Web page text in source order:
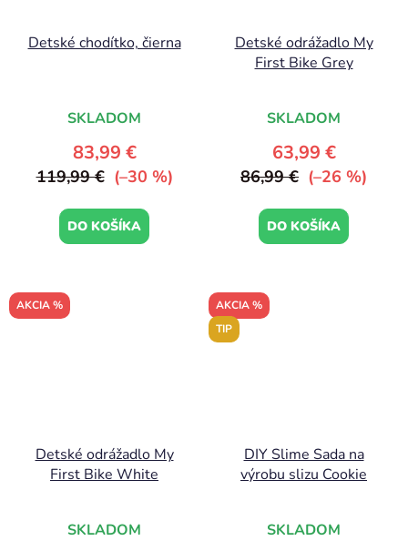
Detské chodítko, čierna
SKLADOM
83,99 €
119,99 € (–30 %)
DO KOŠÍKA
Detské odrážadlo My
First Bike Grey
SKLADOM
63,99 €
86,99 € (–26 %)
DO KOŠÍKA
AKCIA %
Detské odrážadlo My
First Bike White
SKLADOM
AKCIA %
TIP
DIY Slime Sada na
výrobu slizu Cookie
SKLADOM